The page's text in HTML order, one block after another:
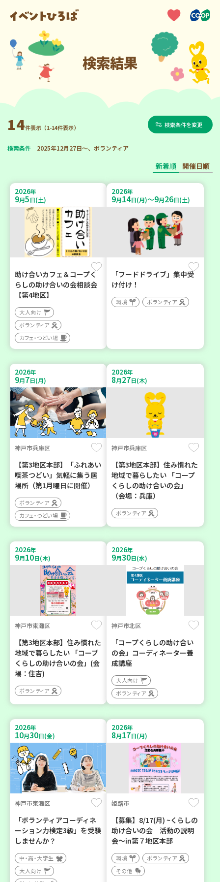
検索結果
14件表示（1-14件表示） 検索条件を変更
検索条件 2025年12月27日～、ボランティア
新着順 開催日順
2026年
9月5日(土)
助け合いカフェ＆コープく
らしの助け合いの会相談会
【第4地区】
大人向け
ボランティア
カフェ・つどい場
2026年
9月14日(月)～9月26日(土)
「フードドライブ」集中受
け付け！
環境 ボランティア
2026年
9月7日(月)
神戸市兵庫区
【第3地区本部】「ふれあい
喫茶つどい」気軽に集う居
場所（第1月曜日に開催）
ボランティア
カフェ・つどい場
2026年
8月27日(木)
神戸市兵庫区
【第3地区本部】住み慣れた
地域で暮らしたい 「コープ
くらしの助け合いの会」
（会場：兵庫）
ボランティア
2026年
9月10日(木)
神戸市東灘区
【第3地区本部】住み慣れた
地域で暮らしたい 「コープ
くらしの助け合いの会」(会
場：住吉)
ボランティア
2026年
9月30日(水)
神戸市北区
「コープくらしの助け合い
の会」コーディネーター養
成講座
大人向け
ボランティア
2026年
10月30日(金)
神戸市東灘区
「ボランティアコーディネ
ーション力検定3級」を受験
しませんか？
中・高・大学生
大人向け
2026年
8月17日(月)
姫路市
【募集】8/17(月) ~くらしの
助け合いの会 活動の説明
会～in第７地区本部
環境
ボランティア
その他